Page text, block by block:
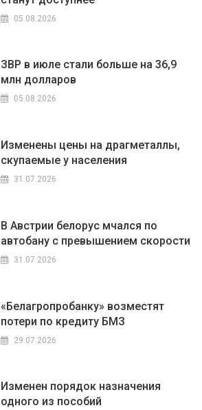
05.08.2026
ЗВР в июле стали больше на 36,9
млн долларов
05.08.2026
Изменены цены на драгметаллы,
скупаемые у населения
31.07.2026
В Австрии белорус мчался по
автобану с превышением скорости
31.07.2026
«Белагропробанку» возместят
потери по кредиту БМЗ
29.07.2026
Изменен порядок назначения
одного из пособий